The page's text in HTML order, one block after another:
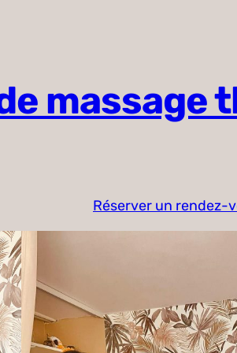
massage
Réserver un rendez-